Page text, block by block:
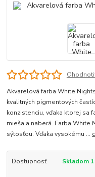
Akvarelová farba White
kvalitných pigmentových
konzistenciu, vďaka ktorej sa
mieša a naberá. Farba White
sýtosťou. Vďaka vysokému ...
Dostupnosť Skladom